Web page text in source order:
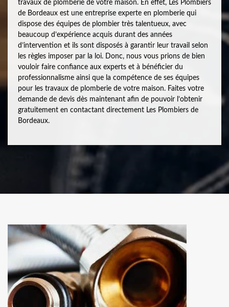
travaux de plomberie de votre maison. En effet, Les Plombiers
de Bordeaux est une entreprise experte en plomberie qui
dispose des équipes de plombier très talentueux, avec
beaucoup d’expérience acquis durant des années
d’intervention et ils sont disposés à garantir leur travail selon
les règles imposer par la loi. Donc, nous vous prions de bien
vouloir faire confiance aux experts et à bénéficier du
professionnalisme ainsi que la compétence de ses équipes
pour les travaux de plomberie de votre maison. Faites votre
demande de devis dès maintenant afin de pouvoir l’obtenir
gratuitement en contactant directement Les Plombiers de
Bordeaux.